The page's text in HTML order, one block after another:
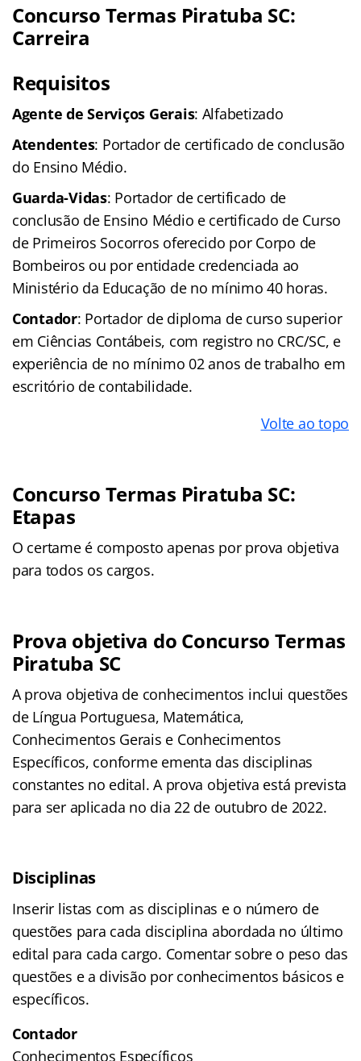
Concurso Termas Piratuba SC:
Carreira
Requisitos
Agente de Serviços Gerais: Alfabetizado
Atendentes: Portador de certificado de conclusão
do Ensino Médio.
Guarda-Vidas: Portador de certificado de
conclusão de Ensino Médio e certificado de Curso
de Primeiros Socorros oferecido por Corpo de
Bombeiros ou por entidade credenciada ao
Ministério da Educação de no mínimo 40 horas.
Contador: Portador de diploma de curso superior
em Ciências Contábeis, com registro no CRC/SC, e
experiência de no mínimo 02 anos de trabalho em
escritório de contabilidade.
Volte ao topo
Concurso Termas Piratuba SC:
Etapas
O certame é composto apenas por prova objetiva
para todos os cargos.
Prova objetiva do Concurso Termas
Piratuba SC
A prova objetiva de conhecimentos inclui questões
de Língua Portuguesa, Matemática,
Conhecimentos Gerais e Conhecimentos
Específicos, conforme ementa das disciplinas
constantes no edital. A prova objetiva está prevista
para ser aplicada no dia 22 de outubro de 2022.
Disciplinas
Inserir listas com as disciplinas e o número de
questões para cada disciplina abordada no último
edital para cada cargo. Comentar sobre o peso das
questões e a divisão por conhecimentos básicos e
específicos.
Contador
Conhecimentos Específicos